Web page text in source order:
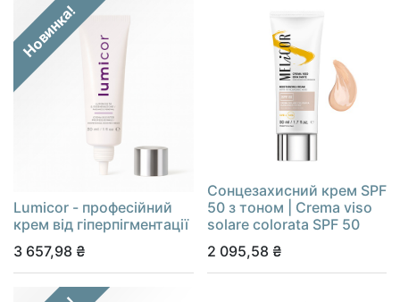
Новинка!
Lumicor - професійний
крем від гіперпігментації
3 657,98 ₴
Cонцезахисний крем SPF
50 з тоном | Сrema viso
solare colorata SPF 50
2 095,58 ₴